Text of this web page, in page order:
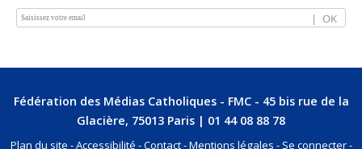
Fédération des Médias Catholiques - FMC - 45 bis rue de la
Glacière, 75013 Paris | 01 44 08 88 78
Plan du site Accessibilité Contact Mentions légales Se connecter